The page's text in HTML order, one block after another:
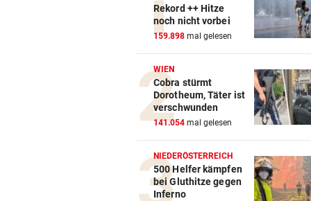
Rekord ++ Hitze
noch nicht vorbei
159.898 mal gelesen
WIEN
Cobra stürmt
Dorotheum, Täter ist
verschwunden
141.054 mal gelesen
NIEDERÖSTERREICH
500 Helfer kämpfen
bei Gluthitze gegen
Inferno